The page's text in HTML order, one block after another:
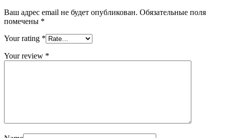
Ваш адрес email не будет опубликован. Обязательные поля
помечены *
Your rating *
Your review *